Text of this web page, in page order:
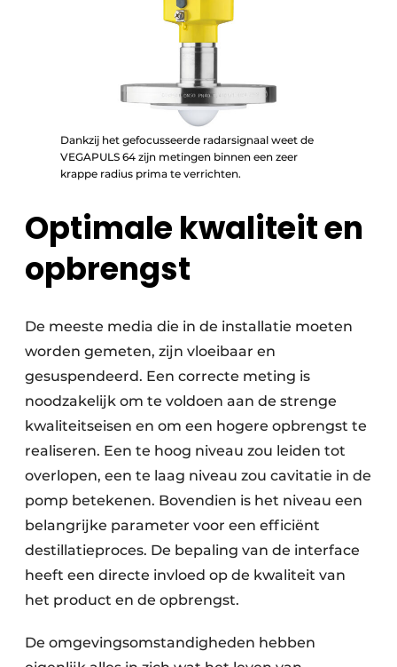
Dankzij het gefocusseerde radarsignaal weet de
VEGAPULS 64 zijn metingen binnen een zeer
krappe radius prima te verrichten.
Optimale kwaliteit en
opbrengst
De meeste media die in de installatie moeten
worden gemeten, zijn vloeibaar en
gesuspendeerd. Een correcte meting is
noodzakelijk om te voldoen aan de strenge
kwaliteitseisen en om een hogere opbrengst te
realiseren. Een te hoog niveau zou leiden tot
overlopen, een te laag niveau zou cavitatie in de
pomp betekenen. Bovendien is het niveau een
belangrijke parameter voor een efficiënt
destillatieproces. De bepaling van de interface
heeft een directe invloed op de kwaliteit van
het product en de opbrengst.
De omgevingsomstandigheden hebben